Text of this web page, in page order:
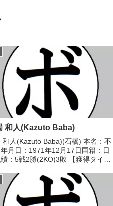
和人(Kazuto Baba)
和人(Kazuto Baba)(石橋) 本名：不
月日：1971年12月17日国籍：日
：5戦2勝(2KO)3敗 【獲得タイト
大竹 英二(三迫)1995/07/27